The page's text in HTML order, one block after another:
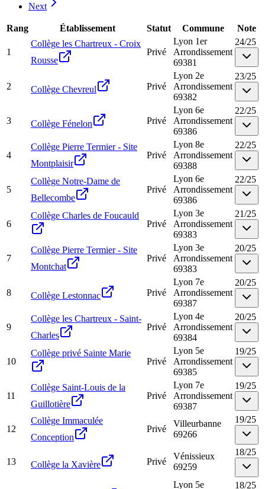
Next
Rang Établissement Statut Commune Note
1
Collège les Chartreux - Croix
Rousse
Privé
Lyon 1er
Arrondissement
69381
24/25
2 Collège Chevreul Privé
Lyon 2e
Arrondissement
69382
23/25
3 Collège Fénelon Privé
Lyon 6e
Arrondissement
69386
22/25
4
Collège Pierre Termier - Site
Montplaisir
Privé
Lyon 8e
Arrondissement
69388
22/25
5
Collège Notre-Dame de
Bellecombe
Privé
Lyon 6e
Arrondissement
69386
22/25
6
Collège Charles de Foucauld
Privé
Lyon 3e
Arrondissement
69383
21/25
7
Collège Pierre Termier - Site
Montchat
Privé
Lyon 3e
Arrondissement
69383
20/25
8 Collège Lestonnac Privé
Lyon 7e
Arrondissement
69387
20/25
9
Collège les Chartreux - Saint-
Charles
Privé
Lyon 4e
Arrondissement
69384
20/25
10
Collège privé Sainte Marie
Privé
Lyon 5e
Arrondissement
69385
19/25
11
Collège Saint-Louis de la
Guillotière
Privé
Lyon 7e
Arrondissement
69387
19/25
12
Collège Immaculée
Conception
Privé
Villeurbanne
69266
19/25
13 Collège la Xavière Privé
Vénissieux
69259
18/25
Lyon 5e 18/25